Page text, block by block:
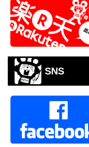
SNS